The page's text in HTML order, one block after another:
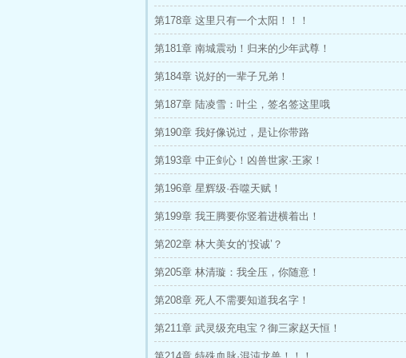
第178章 这里只有一个太阳！！！
第181章 南城震动！归来的少年武尊！
第184章 说好的一辈子兄弟！
第187章 陆凌雪：叶尘，签名签这里哦
第190章 我好像说过，是让你带路
第193章 中正剑心！凶兽世家·王家！
第196章 星辉级·吞噬天赋！
第199章 我王腾要你竖着进横着出！
第202章 林大美女的‘投诚’？
第205章 林清璇：我全压，你随意！
第208章 死人不需要知道我名字！
第211章 武灵级充电宝？御三家赵天恒！